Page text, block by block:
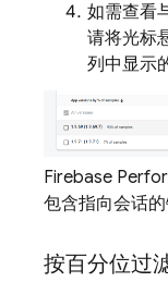
如需查看
请将光标
列中显示
Firebase
包含指向会话
按百分位过